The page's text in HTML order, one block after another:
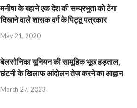
मनीषा के बहाने एक देश की सम्प्रभुता को ठेंगा
दिखाने वाले शासक वर्ग के पिट्ठू पत्रकार
May 21, 2020
बेलसोनिका यूनियन की सामूहिक भूख हड़ताल,
छंटनी के खिलाफ आंदोलन तेज करने का आह्वान
March 27, 2023